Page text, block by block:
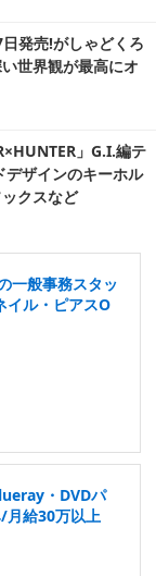
発売!がしゃどくろ
世界観が最高にオ
」G.I.編テ
デザインのキーホル
クスなど
一般事務スタッ
イル・ピアスO
・DVDパ
月給30万以上